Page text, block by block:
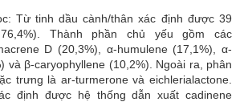
Từ tinh dầu cành/thân xác định được 39
Thành phần chủ yếu gồm các
D (20,3%), α-humulene (17,1%), α-
và β-caryophyllene (10,2%). Ngoài ra, phân
trưng là ar-turmerone và eichlerialactone.
định được hệ thống dẫn xuất cadinene